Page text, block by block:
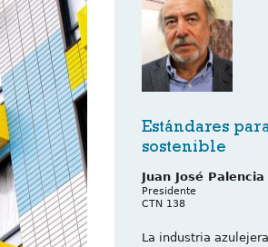
Estándares
sostenible
Juan José Palencia
Presidente
CTN 138
La industria